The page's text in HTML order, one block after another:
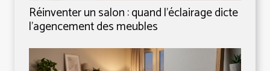
Réinventer un salon : quand l’éclairage dicte
l’agencement des meubles